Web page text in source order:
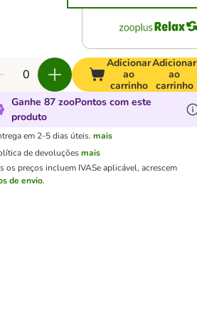
Adicionar
ao
carrinho
Adicionar
ao
carrinho
Ganhe 87 zooPontos com este
produto
em 2-5 dias úteis. mais
de devoluçõesmais
os preços incluem IVASe aplicável, acrescem
de envio.